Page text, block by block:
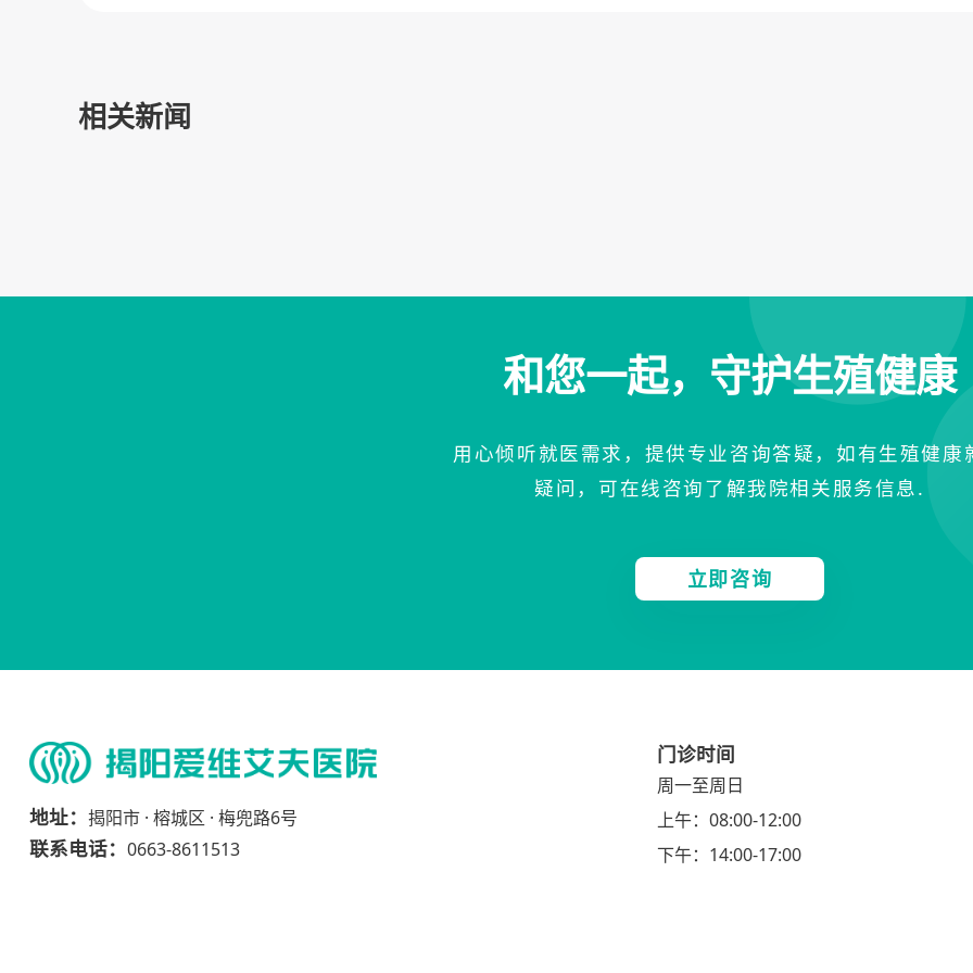
相关新闻
和您一起，守护生殖健康
用心倾听就医需求，提供专业咨询答疑，如有生殖健康
疑问，可在线咨询了解我院相关服务信息.
立即咨询
地址： 揭阳市 · 榕城区 · 梅兜路6号
联系电话： 0663-8611513
门诊时间
周一至周日
上午：08:00-12:00
下午：14:00-17:00